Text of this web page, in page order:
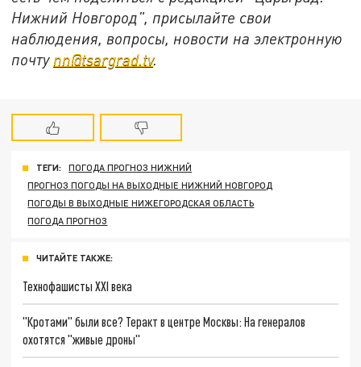
Нижний Новгород", присылайте свои
наблюдения, вопросы, новости на электронную
почту nn@tsargrad.tv.
ТЕГИ:
ПОГОДА ПРОГНОЗ НИЖНИЙ
ПРОГНОЗ ПОГОДЫ НА ВЫХОДНЫЕ НИЖНИЙ НОВГОРОД
ПОГОДЫ В ВЫХОДНЫЕ НИЖЕГОРОДСКАЯ ОБЛАСТЬ
ПОГОДА ПРОГНОЗ
ЧИТАЙТЕ ТАКЖЕ:
Технофашисты XXI века
"Кротами" были все? Теракт в центре Москвы: На генералов
охотятся "живые дроны"